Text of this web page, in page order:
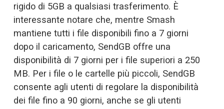
rigido di 5GB a qualsiasi trasferimento. È
interessante notare che, mentre Smash
mantiene tutti i file disponibili fino a 7 giorni
dopo il caricamento, SendGB offre una
disponibilità di 7 giorni per i file superiori a 250
MB. Per i file o le cartelle più piccoli, SendGB
consente agli utenti di regolare la disponibilità
dei file fino a 90 giorni, anche se gli utenti